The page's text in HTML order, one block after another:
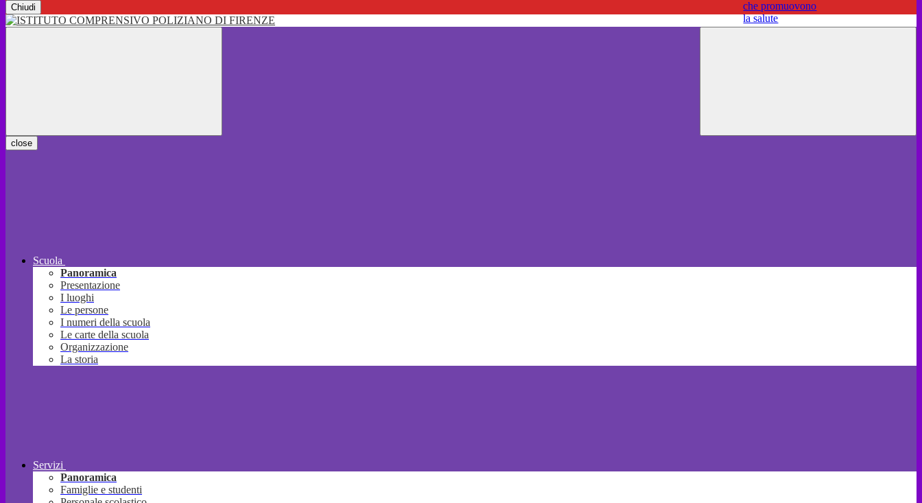
Chiudi
close
Scuola
Panoramica
Presentazione
I luoghi
Le persone
I numeri della scuola
Le carte della scuola
Organizzazione
La storia
Servizi
Panoramica
Famiglie e studenti